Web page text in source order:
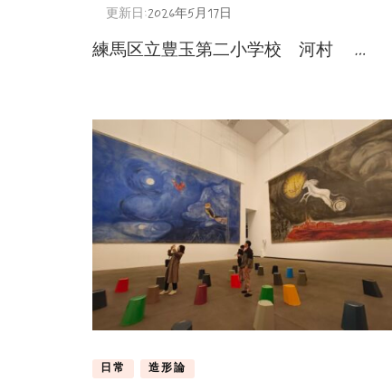
更新日:2026年5月17日
練馬区立豊玉第二小学校 河村 …
日常 造形論